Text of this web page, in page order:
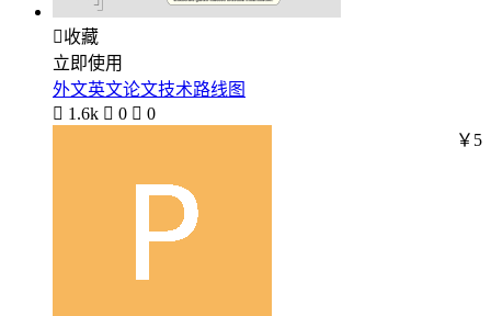
收藏
立即使用
外文英文论文技术路线图
 1.6k  0  0
￥5